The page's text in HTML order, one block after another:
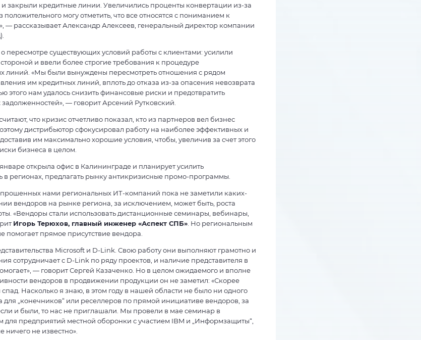
и закрыли кредитные линии. Увеличились проценты конвертации из-за
положительного могу отметить, что все относятся с пониманием к
— рассказывает Александр Алексеев, генеральный директор компании
пересмотре существующих условий работы с клиентами: усилили
и ввели более строгие требования к процедуре
линий. «Мы были вынуждены пересмотреть отношения с рядом
им кредитных линий, вплоть до отказа из-за опасения невозврата
этого нам удалось снизить финансовые риски и предотвратить
— говорит Арсений Рутковский.
что кризис отчетливо показал, кто из партнеров вел бизнес
дистрибьютор сфокусировал работу на наиболее эффективных и
им максимально хорошие условия, чтобы, увеличив за счет этого
бизнеса в целом.
открыла офис в Калининграде и планирует усилить
в регионах, предлагать рынку антикризисные промо-программы.
нами региональных ИТ-компаний пока не заметили каких-
вендоров на рынке региона, за исключением, может быть, роста
«Вендоры стали использовать дистанционные семинары, вебинары,
Игорь Терюхов, главный инженер «Аспект СПБ». Но региональным
помогает прямое присутствие вендора.
Microsoft и D-Link. Свою работу они выполняют грамотно и
сотрудничает с D-Link по ряду проектов, и наличие представителя в
— говорит Сергей Казаченко. Но в целом ожидаемого и вполне
вендоров в продвижении продукции он не заметил: «Скорее
Насколько я знаю, в этом году в нашей области не было ни одного
для „конечников“ или реселлеров по прямой инициативе вендоров, за
и были, то нас не приглашали. Мы провели в мае семинар в
для предприятий местной оборонки с участием IBM и „Информзащиты“,
ничего не известно».